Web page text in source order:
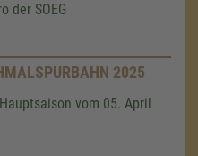
der SOEG
2025
vom 05. April